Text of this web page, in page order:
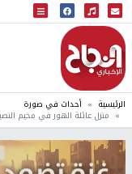
البث المباشر
إذاعة النجاح
الرئيسية أحداث في صورة
منزل عائلة الهور في مخيم